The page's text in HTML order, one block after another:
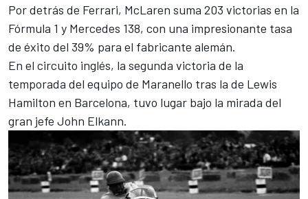
Por detrás de Ferrari, McLaren suma 203 victorias en la
Fórmula 1 y Mercedes 138, con una impresionante tasa
de éxito del 39% para el fabricante alemán.
En el circuito inglés, la segunda victoria de la
temporada del equipo de Maranello tras la de Lewis
Hamilton en Barcelona, tuvo lugar bajo la mirada del
gran jefe John Elkann.